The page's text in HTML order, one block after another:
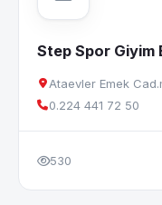
Step Spor Giyim
Ataevler Emek
0.224 441 72 50
530